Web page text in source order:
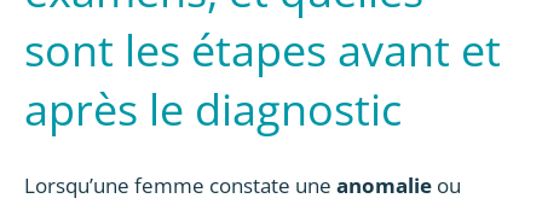
sont les étapes avant et
après le diagnostic
Lorsqu’une femme constate une anomalie ou